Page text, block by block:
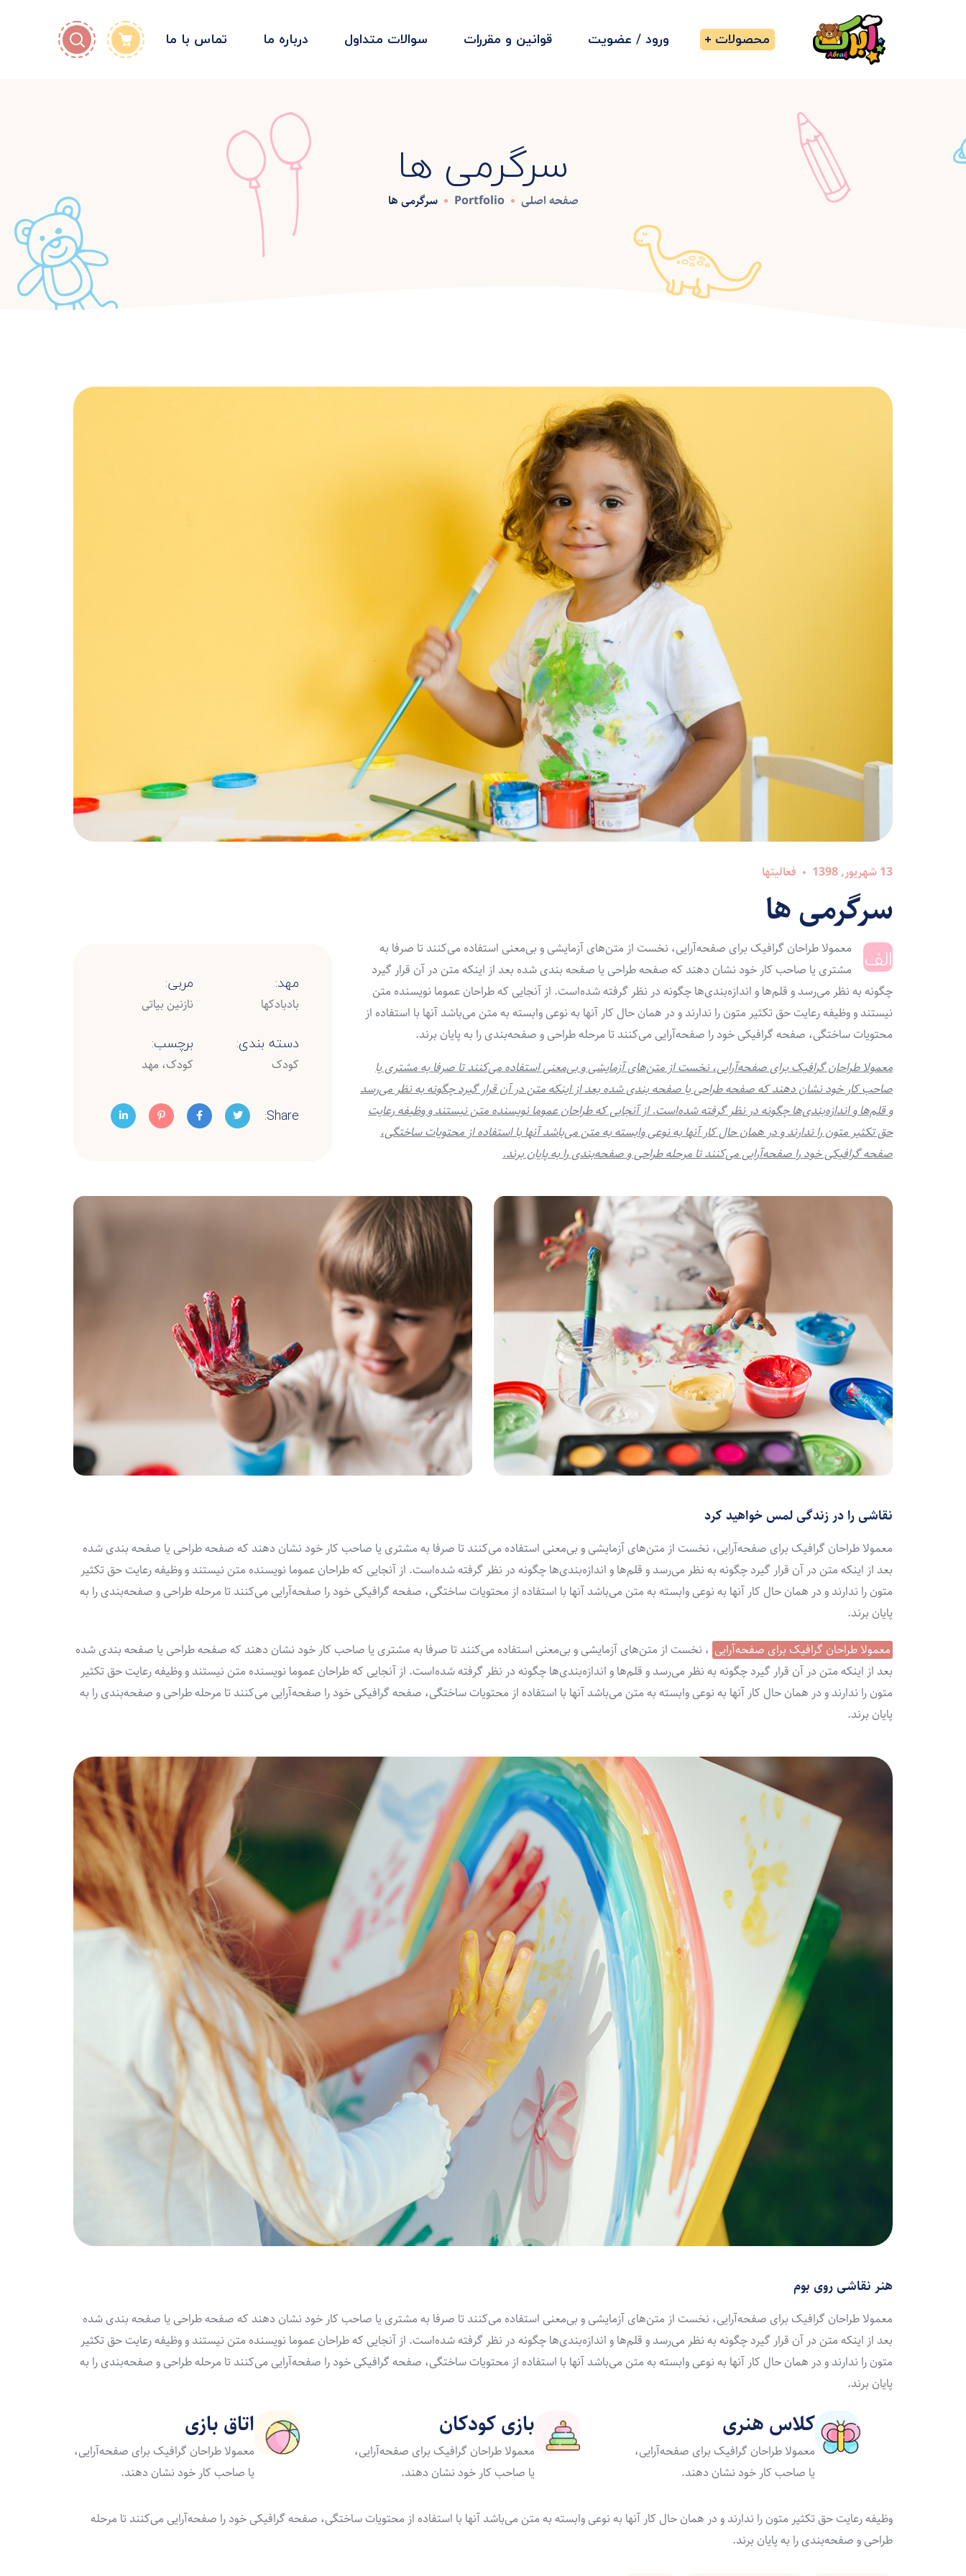
محصولات ورود / عضویت قوانین و مقررات سوالات متداول درباره ما تماس با ما
سرگرمی ها
صفحه اصلی Portfolio سرگرمی ها
13 شهریور, 1398 فعالیتها
سرگرمی ها
الف
معمولا طراحان گرافیک برای صفحه‌آرایی، نخست از متن‌های آزمایشی و بی‌معنی استفاده می‌کنند تا صرفا به
مشتری یا صاحب کار خود نشان دهند که صفحه طراحی یا صفحه بندی شده بعد از اینکه متن در آن قرار گیرد
چگونه به نظر می‌رسد و قلم‌ها و اندازه‌بندی‌ها چگونه در نظر گرفته شده‌است. از آنجایی که طراحان عموما نویسنده متن
نیستند و وظیفه رعایت حق تکثیر متون را ندارند و در همان حال کار آنها به نوعی وابسته به متن می‌باشد آنها با استفاده از
محتویات ساختگی، صفحه گرافیکی خود را صفحه‌آرایی می‌کنند تا مرحله طراحی و صفحه‌بندی را به پایان برند.
معمولا طراحان گرافیک برای صفحه‌آرایی، نخست از متن‌های آزمایشی و بی‌معنی استفاده می‌کنند تا صرفا به مشتری یا
صاحب کار خود نشان دهند که صفحه طراحی یا صفحه بندی شده بعد از اینکه متن در آن قرار گیرد چگونه به نظر می‌رسد
و قلم‌ها و اندازه‌بندی‌ها چگونه در نظر گرفته شده‌است. از آنجایی که طراحان عموما نویسنده متن نیستند و وظیفه رعایت
حق تکثیر متون را ندارند و در همان حال کار آنها به نوعی وابسته به متن می‌باشد آنها با استفاده از محتویات ساختگی،
صفحه گرافیکی خود را صفحه‌آرایی می‌کنند تا مرحله طراحی و صفحه‌بندی را به پایان برند.
مهد:
بادبادکها
مربی:
نازنین بیاتی
دسته بندی:
کودک
برچسب:
کودک، مهد
Share:
نقاشی را در زندگی لمس خواهید کرد
معمولا طراحان گرافیک برای صفحه‌آرایی، نخست از متن‌های آزمایشی و بی‌معنی استفاده می‌کنند تا صرفا به مشتری یا صاحب کار خود نشان دهند که صفحه طراحی یا صفحه بندی شده
بعد از اینکه متن در آن قرار گیرد چگونه به نظر می‌رسد و قلم‌ها و اندازه‌بندی‌ها چگونه در نظر گرفته شده‌است. از آنجایی که طراحان عموما نویسنده متن نیستند و وظیفه رعایت حق تکثیر
متون را ندارند و در همان حال کار آنها به نوعی وابسته به متن می‌باشد آنها با استفاده از محتویات ساختگی، صفحه گرافیکی خود را صفحه‌آرایی می‌کنند تا مرحله طراحی و صفحه‌بندی را به
پایان برند.
معمولا طراحان گرافیک برای صفحه‌آرایی ، نخست از متن‌های آزمایشی و بی‌معنی استفاده می‌کنند تا صرفا به مشتری یا صاحب کار خود نشان دهند که صفحه طراحی یا صفحه بندی شده
بعد از اینکه متن در آن قرار گیرد چگونه به نظر می‌رسد و قلم‌ها و اندازه‌بندی‌ها چگونه در نظر گرفته شده‌است. از آنجایی که طراحان عموما نویسنده متن نیستند و وظیفه رعایت حق تکثیر
متون را ندارند و در همان حال کار آنها به نوعی وابسته به متن می‌باشد آنها با استفاده از محتویات ساختگی، صفحه گرافیکی خود را صفحه‌آرایی می‌کنند تا مرحله طراحی و صفحه‌بندی را به
پایان برند.
هنر نقاشی روی بوم
معمولا طراحان گرافیک برای صفحه‌آرایی، نخست از متن‌های آزمایشی و بی‌معنی استفاده می‌کنند تا صرفا به مشتری یا صاحب کار خود نشان دهند که صفحه طراحی یا صفحه بندی شده
بعد از اینکه متن در آن قرار گیرد چگونه به نظر می‌رسد و قلم‌ها و اندازه‌بندی‌ها چگونه در نظر گرفته شده‌است. از آنجایی که طراحان عموما نویسنده متن نیستند و وظیفه رعایت حق تکثیر
متون را ندارند و در همان حال کار آنها به نوعی وابسته به متن می‌باشد آنها با استفاده از محتویات ساختگی، صفحه گرافیکی خود را صفحه‌آرایی می‌کنند تا مرحله طراحی و صفحه‌بندی را به
پایان برند.
کلاس هنری
معمولا طراحان گرافیک برای صفحه‌آرایی،
یا صاحب کار خود نشان دهند.
بازی کودکان
معمولا طراحان گرافیک برای صفحه‌آرایی،
یا صاحب کار خود نشان دهند.
اتاق بازی
معمولا طراحان گرافیک برای صفحه‌آرایی،
یا صاحب کار خود نشان دهند.
وظیفه رعایت حق تکثیر متون را ندارند و در همان حال کار آنها به نوعی وابسته به متن می‌باشد آنها با استفاده از محتویات ساختگی، صفحه گرافیکی خود را صفحه‌آرایی می‌کنند تا مرحله
طراحی و صفحه‌بندی را به پایان برند.